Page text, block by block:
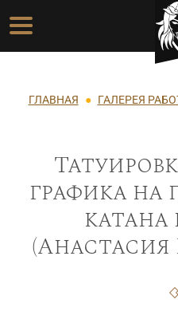
Перейти к основному
Основная
Строка
ГЛАВНАЯ ГАЛЕРЕЯ
графика на
(Анастасия